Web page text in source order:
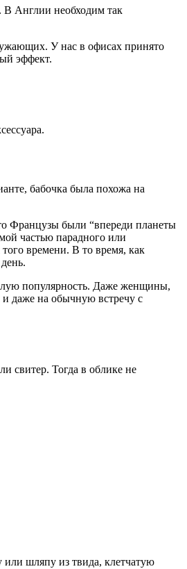
В Англии необходим так
У нас в офисах принято
эффект.
бабочка была похожа на
Французы были “впереди планеты
частью парадного или
времени. В то время, как
популярность. Даже женщины,
и даже на обычную встречу с
свитер. Тогда в облике не
или шляпу из твида, клетчатую